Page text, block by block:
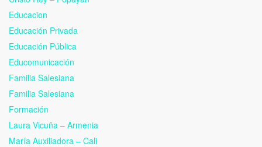
Educacion
Educación Privada
Educación Pública
Educomunicación
Familia Salesiana
Familia Salesiana
Formación
Laura Vicuña – Armenia
María Auxiliadora – Cali